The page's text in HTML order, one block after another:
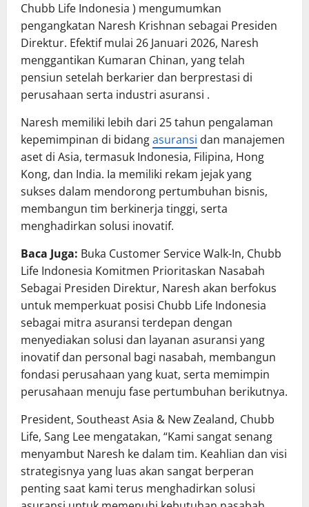
Chubb Life Indonesia ) mengumumkan
pengangkatan Naresh Krishnan sebagai Presiden
Direktur. Efektif mulai 26 Januari 2026, Naresh
menggantikan Kumaran Chinan, yang telah
pensiun setelah berkarier dan berprestasi di
perusahaan serta industri asuransi .
Naresh memiliki lebih dari 25 tahun pengalaman
kepemimpinan di bidangasuransi dan manajemen
aset di Asia, termasuk Indonesia, Filipina, Hong
Kong, dan India. Ia memiliki rekam jejak yang
sukses dalam mendorong pertumbuhan bisnis,
membangun tim berkinerja tinggi, serta
menghadirkan solusi inovatif.
Baca Juga: Buka Customer Service Walk-In, Chubb
Life Indonesia Komitmen Prioritaskan Nasabah
Sebagai Presiden Direktur, Naresh akan berfokus
untuk memperkuat posisi Chubb Life Indonesia
sebagai mitra asuransi terdepan dengan
menyediakan solusi dan layanan asuransi yang
inovatif dan personal bagi nasabah, membangun
fondasi perusahaan yang kuat, serta memimpin
perusahaan menuju fase pertumbuhan berikutnya.
President, Southeast Asia & New Zealand, Chubb
Life, Sang Lee mengatakan, “Kami sangat senang
menyambut Naresh ke dalam tim. Keahlian dan visi
strategisnya yang luas akan sangat berperan
penting saat kami terus menghadirkan solusi